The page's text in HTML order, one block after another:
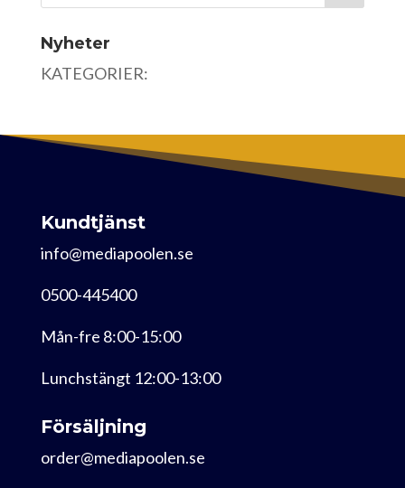
Nyheter
KATEGORIER:
Kundtjänst
info@mediapoolen.se
0500-445400
Mån-fre 8:00-15:00
Lunchstängt 12:00-13:00
Försäljning
order@mediapoolen.se